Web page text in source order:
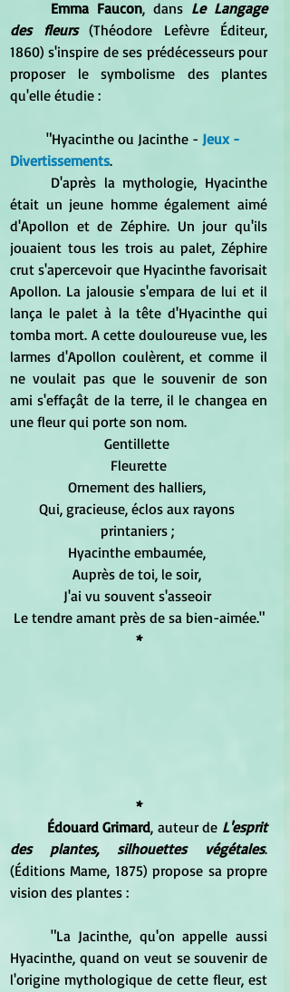
Emma Faucon, dans Le Langage
des fleurs (Théodore Lefèvre Éditeur,
1860) s'inspire de ses prédécesseurs pour
proposer le symbolisme des plantes
qu'elle étudie :
	"Hyacinthe ou Jacinthe -
Jeux -
Divertissements.
était un jeune homme également aimé
d'Apollon et de Zéphire. Un jour qu'ils
jouaient tous les trois au palet, Zéphire
crut s'apercevoir que Hyacinthe favorisait
Apollon. La jalousie s'empara de lui et il
lança le palet à la tête d'Hyacinthe qui
tomba mort. A cette douloureuse vue, les
larmes d'Apollon coulèrent, et comme il
ne voulait pas que le souvenir de son
ami s'effaçât de la terre, il le changea en
une fleur qui porte son nom.
Gentillette
Fleurette
Ornement des halliers,
Qui, gracieuse, éclos aux rayons
printaniers ;
Hyacinthe embaumée,
Auprès de toi, le soir,
J'ai vu souvent s'asseoir
Le tendre amant près de sa bien-aimée."
*
*
Édouard Grimard, auteur de L'esprit
des plantes, silhouettes végétales.
(Éditions Mame, 1875) propose sa propre
vision des plantes :
Hyacinthe, quand on veut se souvenir de
l'origine mythologique de cette fleur, est